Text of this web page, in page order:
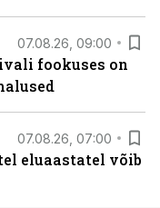
07.08.26, 09:00
fookuses on
07.08.26, 07:00
eluaastatel võib